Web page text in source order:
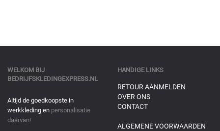
WELKOM BIJ
BEDRIJFSKLEDINGEXPRESS.NL
Altijd de goedkoopste in
werkkleding en personalisatie
daarvan!
HANDIGE LINKS
RETOUR AANMELDEN
OVER ONS
CONTACT
ALGEMENE VOORWAARDEN